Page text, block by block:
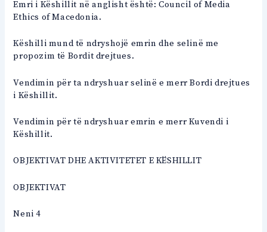
Emri i Këshillit në anglisht është: Council of Media
Ethics of Macedonia.
Këshilli mund të ndryshojë emrin dhe selinë me
propozim të Bordit drejtues.
Vendimin për ta ndryshuar selinë e merr Bordi drejtues
i Këshillit.
Vendimin për të ndryshuar emrin e merr Kuvendi i
Këshillit.
OBJEKTIVAT DHE AKTIVITETET E KËSHILLIT
OBJEKTIVAT
Neni 4